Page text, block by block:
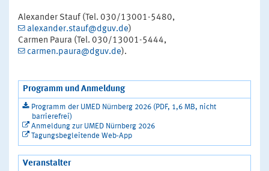
Alexander Stauf (Tel. 030/13001-5480,
alexander.stauf@dguv.de)
Carmen Paura (Tel. 030/13001-5444,
carmen.paura@dguv.de).
Programm und Anmeldung
Programm der UMED Nürnberg 2026 (PDF, 1,6 MB, nicht
barrierefrei)
Anmeldung zur UMED Nürnberg 2026
Tagungsbegleitende Web-App
Veranstalter